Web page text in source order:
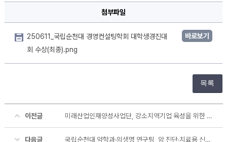
첨부파일
250611_국립순천대 경영컨설팅학회 대학생경진대
회 수상(최종).png
바로보기
목록
이전글 미래산업인재양성사업단, 강소지역기업 육성을 위한 첨단기술 세미나 개최
다음글 국립순천대 약학과·의생명 연구팀, 암 진단·치료용 신물질 메커니즘 최초 규명